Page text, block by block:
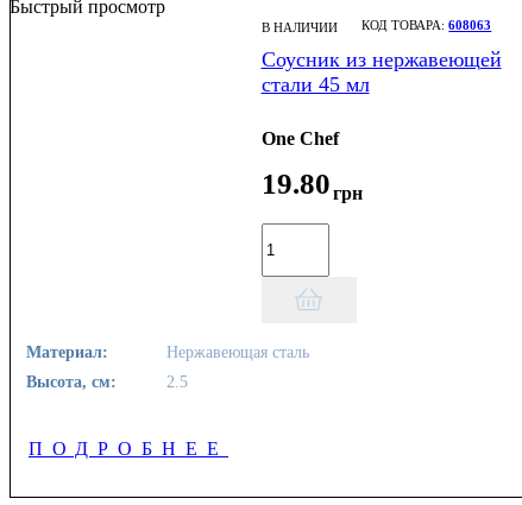
Быстрый просмотр
В НАЛИЧИИ 608063
Соусник из нержавеющей
стали 45 мл
One Chef
19.80грн
Материал:
Нержавеющая сталь
Высота, см:
2.5
ПОДРОБНЕЕ